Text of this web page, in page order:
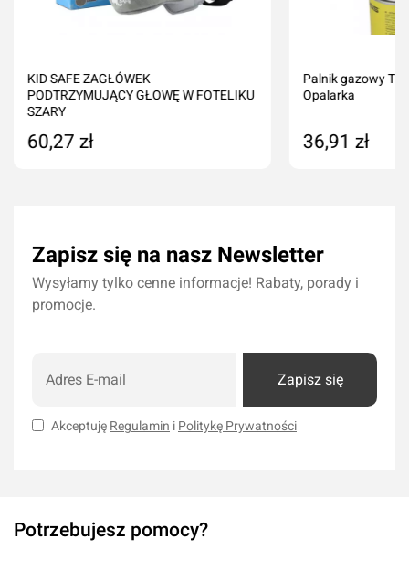
KID SAFE ZAGŁÓWEK
PODTRZYMUJĄCY GŁOWĘ W FOTELIKU
SZARY
60,27 zł
Palnik gazowy
Opalarka
36,91 zł
Zapisz się na nasz Newsletter
Wysyłamy tylko cenne informacje! Rabaty, porady i
promocje.
Zapisz się
Akceptuję Regulamin i Politykę Prywatności
Potrzebujesz pomocy?